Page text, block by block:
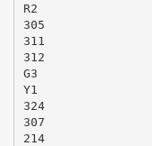
R2
305
311
312
G3
Y1
324
307
214